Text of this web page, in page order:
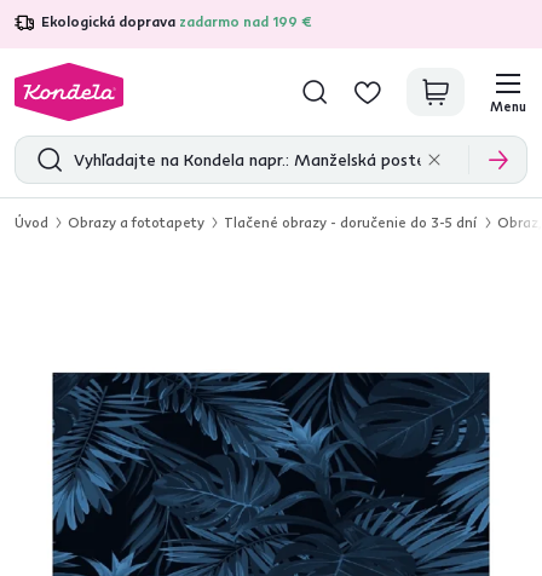
Ekologická doprava zadarmo nad 199 €
4,7 31 333overených produktových recenzií
Menu
Úvod Obrazy a fototapety Tlačené obrazy - doručenie do 3-5 dní